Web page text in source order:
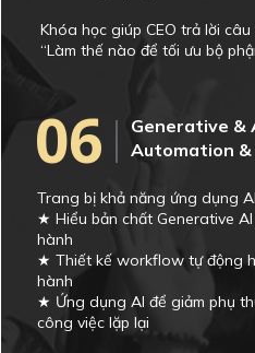
Khóa học giúp CEO trả lời câu
“Làm thế nào để tối ưu bộ
06
Generative &
Automation
Trang bị khả năng ứng dụng
★ Hiểu bản chất Generative
hành
★ Thiết kế workflow tự động
hành
★ Ứng dụng AI để giảm phụ
công việc lặp lại